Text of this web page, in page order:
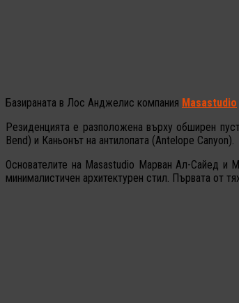
Базираната в Лос Анджелис компания Masastudio
Резиденцията е разположена върху обширен
Bend) и Каньонът на антилопата (Antelope Canyon).
Основателите на Masastudio Марван Ал-Сайед и
минималистичен архитектурен стил. Първата от